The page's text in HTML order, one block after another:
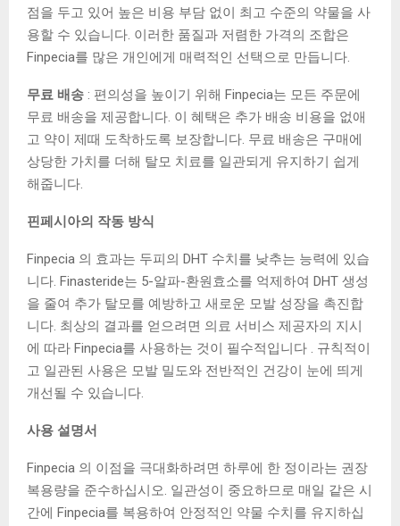
점을 두고 있어 높은 비용 부담 없이 최고 수준의 약물을 사
용할 수 있습니다. 이러한 품질과 저렴한 가격의 조합은
Finpecia를 많은 개인에게 매력적인 선택으로 만듭니다.
무료 배송 : 편의성을 높이기 위해 Finpecia는 모든 주문에
무료 배송을 제공합니다. 이 혜택은 추가 배송 비용을 없애
고 약이 제때 도착하도록 보장합니다. 무료 배송은 구매에
상당한 가치를 더해 탈모 치료를 일관되게 유지하기 쉽게
해줍니다.
핀페시아의 작동 방식
Finpecia 의 효과는 두피의 DHT 수치를 낮추는 능력에 있습
니다. Finasteride는 5-알파-환원효소를 억제하여 DHT 생성
을 줄여 추가 탈모를 예방하고 새로운 모발 성장을 촉진합
니다. 최상의 결과를 얻으려면 의료 서비스 제공자의 지시
에 따라 Finpecia를 사용하는 것이 필수적입니다 . 규칙적이
고 일관된 사용은 모발 밀도와 전반적인 건강이 눈에 띄게
개선될 수 있습니다.
사용 설명서
Finpecia 의 이점을 극대화하려면 하루에 한 정이라는 권장
복용량을 준수하십시오. 일관성이 중요하므로 매일 같은 시
간에 Finpecia를 복용하여 안정적인 약물 수치를 유지하십